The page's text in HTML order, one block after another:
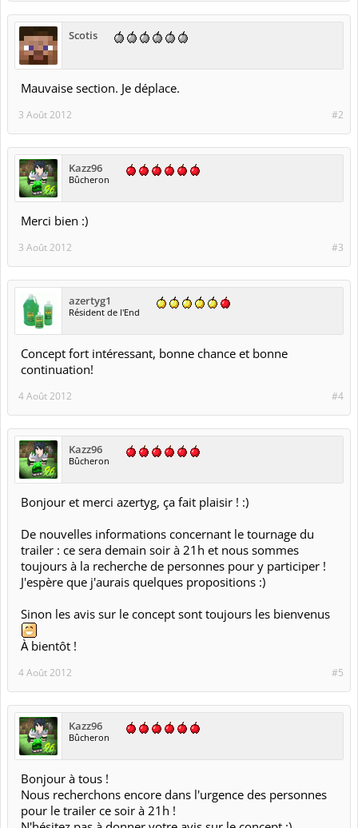
Scotis
Mauvaise section. Je déplace.
#2
3 Août 2012
Kazz96
Bûcheron
Merci bien :)
#3
3 Août 2012
azertyg1
Résident de l'End
Concept fort intéressant, bonne chance et bonne
continuation!
#4
4 Août 2012
Kazz96
Bûcheron
Bonjour et merci azertyg, ça fait plaisir ! :)
De nouvelles informations concernant le tournage du
trailer : ce sera demain soir à 21h et nous sommes
toujours à la recherche de personnes pour y participer !
J'espère que j'aurais quelques propositions :)
Sinon les avis sur le concept sont toujours les bienvenus
À bientôt !
#5
4 Août 2012
Kazz96
Bûcheron
Bonjour à tous !
Nous recherchons encore dans l'urgence des personnes
pour le trailer ce soir à 21h !